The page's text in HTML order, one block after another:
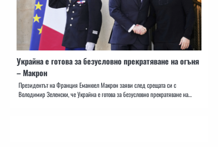
Украйна е готова за безусловно прекратяване на огъня
– Макрон
Президентът на Франция Еманюел Макрон заяви след срещата си с
Володимир Зеленски, че Украйна е готова за безусловно прекратяване на…